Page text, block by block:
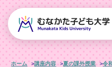
ホーム 講座内容 夏の課外授業 令